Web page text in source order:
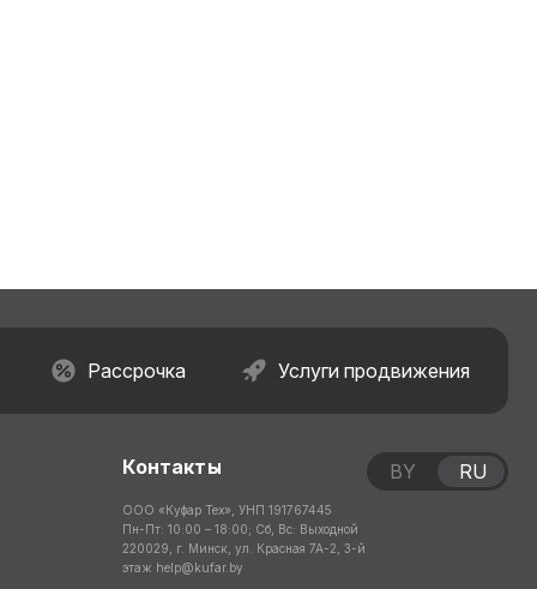
Рассрочка Услуги продвижения
Контакты
ООО «Куфар Тех», УНП 191767445
Пн-Пт: 10:00 – 18:00; Сб, Вс: Выходной
220029, г. Минск, ул. Красная 7А-2, 3-й
этаж help@kufar.by
BY RU